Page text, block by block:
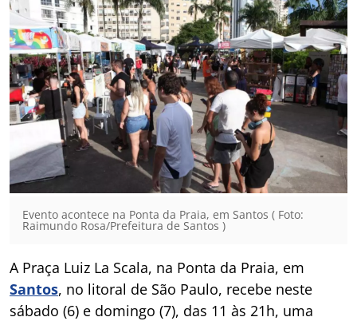
Evento acontece na Ponta da Praia, em Santos ( Foto:
Raimundo Rosa/Prefeitura de Santos )
A Praça Luiz La Scala, na Ponta da Praia, em
Santos, no litoral de São Paulo, recebe neste
sábado (6) e domingo (7), das 11 às 21h, uma